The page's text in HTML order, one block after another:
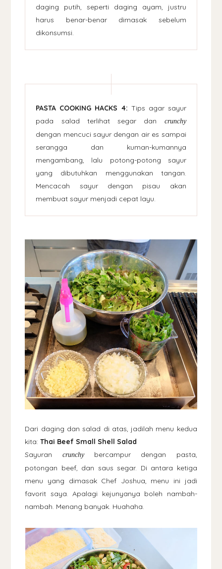
daging putih, seperti daging ayam, justru
harus benar-benar dimasak sebelum
dikonsumsi.
PASTA COOKING HACKS 4: Tips agar sayur
pada salad terlihat segar dan
crunchy
dengan mencuci sayur dengan air es sampai
serangga dan kuman-kumannya
mengambang, lalu potong-potong sayur
yang dibutuhkan menggunakan tangan.
Mencacah sayur dengan pisau akan
membuat sayur menjadi cepat layu.
Dari daging dan salad di atas, jadilah menu kedua
kita:Thai Beef Small Shell Salad
Sayuran
crunchybercampur dengan pasta,
potongan beef, dan saus segar. Di antara ketiga
menu yang dimasak Chef Joshua, menu ini jadi
favorit saya. Apalagi kejunyanya boleh nambah-
nambah. Menang banyak. Huahaha.